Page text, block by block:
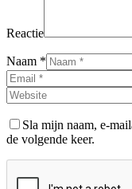
Reactie
Naam *
Sla mijn naam, e-
de volgende keer.